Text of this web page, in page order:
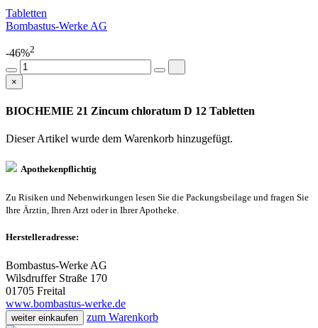
Tabletten
Bombastus-Werke AG
-46%2
×
BIOCHEMIE 21 Zincum chloratum D 12 Tabletten
Dieser Artikel wurde dem Warenkorb hinzugefügt.
Apothekenpflichtig
Zu Risiken und Nebenwirkungen lesen Sie die Packungsbeilage und fragen Sie
Ihre Ärztin, Ihren Arzt oder in Ihrer Apotheke.
Herstelleradresse:
Bombastus-Werke AG
Wilsdruffer Straße 170
01705 Freital
www.bombastus-werke.de
weiter einkaufen zum Warenkorb